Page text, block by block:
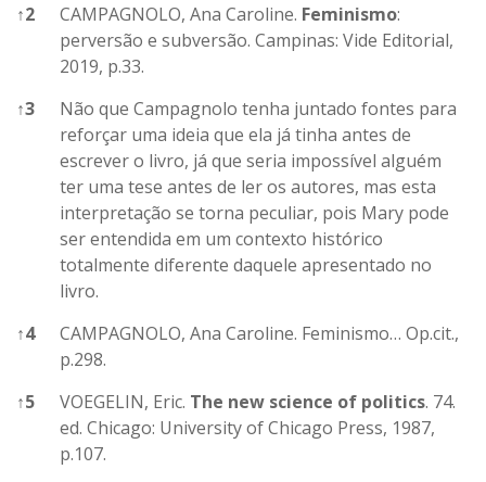
↑2 CAMPAGNOLO, Ana Caroline. Feminismo:
perversão e subversão. Campinas: Vide Editorial,
2019, p.33.
↑3
Não que Campagnolo tenha juntado fontes para
reforçar uma ideia que ela já tinha antes de
escrever o livro, já que seria impossível alguém
ter uma tese antes de ler os autores, mas esta
interpretação se torna peculiar, pois Mary pode
ser entendida em um contexto histórico
totalmente diferente daquele apresentado no
livro.
↑4
CAMPAGNOLO, Ana Caroline. Feminismo… Op.cit.,
p.298.
↑5 VOEGELIN, Eric. The new science of politics. 74.
ed. Chicago: University of Chicago Press, 1987,
p.107.